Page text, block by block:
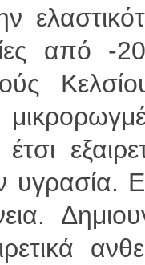
από -
υγρασία.